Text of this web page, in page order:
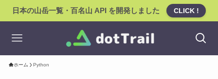
日本の山岳一覧・百名山 API を開発しました CLICK !
ホーム Python